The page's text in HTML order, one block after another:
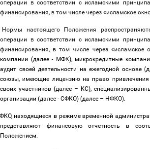
операции в соответствии с исламскими
финансирования, в том числе через «исламское
настоящего Положения
операции в соответствии с исламскими
финансирования, в том числе через «исламское
компании (далее - МФК), микрокредитные
аудит своей деятельности на ежегодной основе
союзы, имеющие лицензию на право привлечения
своих участников (далее – КС),
организации (далее - СФКО) (далее – НФКО).
находящиеся в режиме временной
представляют финансовую отчетность в
Положением.